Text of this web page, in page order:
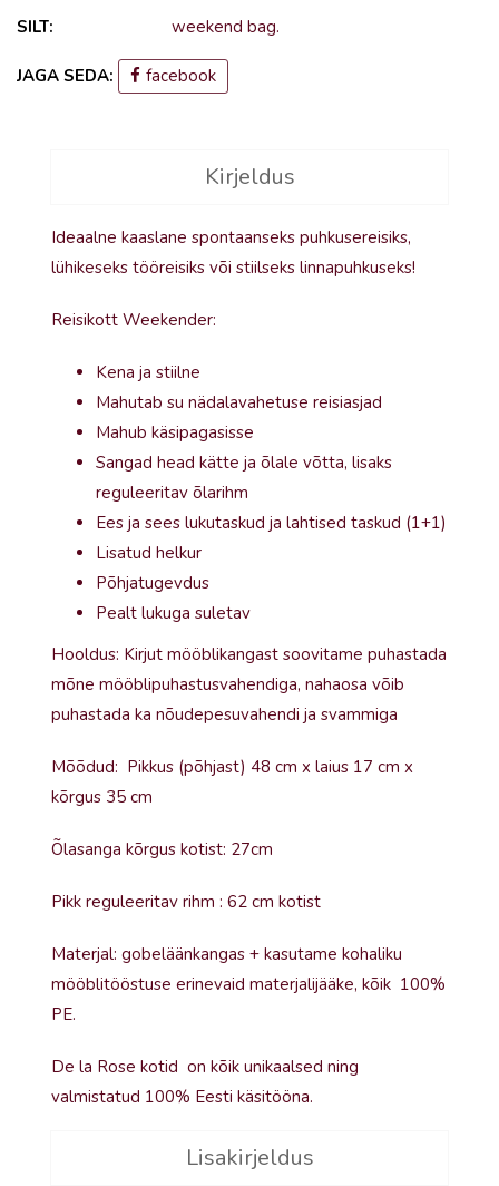
SILT: weekend bag.
JAGA SEDA: facebook
Kirjeldus
Ideaalne kaaslane spontaanseks puhkusereisiks,
lühikeseks tööreisiks või stiilseks linnapuhkuseks!
Reisikott Weekender:
Kena ja stiilne
Mahutab su nädalavahetuse reisiasjad
Mahub käsipagasisse
Sangad head kätte ja õlale võtta, lisaks
reguleeritav õlarihm
Ees ja sees lukutaskud ja lahtised taskud (1+1)
Lisatud helkur
Põhjatugevdus
Pealt lukuga suletav
Hooldus: Kirjut mööblikangast soovitame puhastada
mõne mööblipuhastusvahendiga, nahaosa võib
puhastada ka nõudepesuvahendi ja svammiga
Mõõdud: Pikkus (põhjast) 48 cm x laius 17 cm x
kõrgus 35 cm
Õlasanga kõrgus kotist: 27cm
Pikk reguleeritav rihm : 62 cm kotist
Materjal: gobeläänkangas + kasutame kohaliku
mööblitööstuse erinevaid materjalijääke, kõik 100%
PE.
De la Rose kotid on kõik unikaalsed ning
valmistatud 100% Eesti käsitööna.
Lisakirjeldus